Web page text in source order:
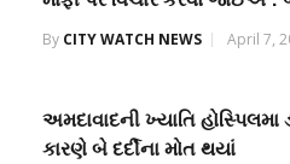
By CITY WATCH NEWS April 7,
અમદાવાદની ખ્યાતિ હોસ્પિલમા
કારણે બે દર્દીના મોત થયાં